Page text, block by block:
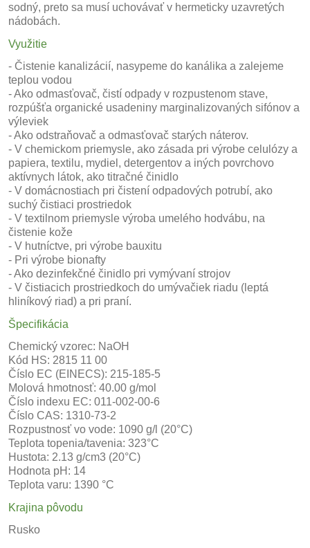
sodný, preto sa musí uchovávať v hermeticky uzavretých
nádobách.
Využitie
- Čistenie kanalizácií, nasypeme do kanálika a zalejeme
teplou vodou
- Ako odmasťovač, čistí odpady v rozpustenom stave,
rozpúšťa organické usadeniny marginalizovaných sifónov a
výleviek
- Ako odstraňovač a odmasťovač starých náterov.
- V chemickom priemysle, ako zásada pri výrobe celulózy a
papiera, textilu, mydiel, detergentov a iných povrchovo
aktívnych látok, ako titračné činidlo
- V domácnostiach pri čistení odpadových potrubí, ako
suchý čistiaci prostriedok
- V textilnom priemysle výroba umelého hodvábu, na
čistenie kože
- V hutníctve, pri výrobe bauxitu
- Pri výrobe bionafty
- Ako dezinfekčné činidlo pri vymývaní strojov
- V čistiacich prostriedkoch do umývačiek riadu (leptá
hliníkový riad) a pri praní.
Špecifikácia
Chemický vzorec: NaOH
Kód HS: 2815 11 00
Číslo EC (EINECS): 215-185-5
Molová hmotnosť: 40.00 g/mol
Číslo indexu EC: 011-002-00-6
Číslo CAS: 1310-73-2
Rozpustnosť vo vode: 1090 g/l (20°C)
Teplota topenia/tavenia: 323°C
Hustota: 2.13 g/cm3 (20°C)
Hodnota pH: 14
Teplota varu: 1390 °C
Krajina pôvodu
Rusko